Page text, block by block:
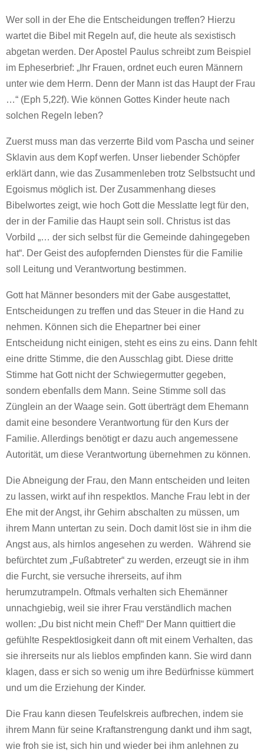
Wer soll in der Ehe die Entscheidungen treffen? Hierzu
wartet die Bibel mit Regeln auf, die heute als sexistisch
abgetan werden. Der Apostel Paulus schreibt zum Beispiel
im Epheserbrief: „Ihr Frauen, ordnet euch euren Männern
unter wie dem Herrn. Denn der Mann ist das Haupt der Frau
…“ (Eph 5,22f). Wie können Gottes Kinder heute nach
solchen Regeln leben?
Zuerst muss man das verzerrte Bild vom Pascha und seiner
Sklavin aus dem Kopf werfen. Unser liebender Schöpfer
erklärt dann, wie das Zusammenleben trotz Selbstsucht und
Egoismus möglich ist. Der Zusammenhang dieses
Bibelwortes zeigt, wie hoch Gott die Messlatte legt für den,
der in der Familie das Haupt sein soll. Christus ist das
Vorbild „… der sich selbst für die Gemeinde dahingegeben
hat“. Der Geist des aufopfernden Dienstes für die Familie
soll Leitung und Verantwortung bestimmen.
Gott hat Männer besonders mit der Gabe ausgestattet,
Entscheidungen zu treffen und das Steuer in die Hand zu
nehmen. Können sich die Ehepartner bei einer
Entscheidung nicht einigen, steht es eins zu eins. Dann fehlt
eine dritte Stimme, die den Ausschlag gibt. Diese dritte
Stimme hat Gott nicht der Schwiegermutter gegeben,
sondern ebenfalls dem Mann. Seine Stimme soll das
Zünglein an der Waage sein. Gott überträgt dem Ehemann
damit eine besondere Verantwortung für den Kurs der
Familie. Allerdings benötigt er dazu auch angemessene
Autorität, um diese Verantwortung übernehmen zu können.
Die Abneigung der Frau, den Mann entscheiden und leiten
zu lassen, wirkt auf ihn respektlos. Manche Frau lebt in der
Ehe mit der Angst, ihr Gehirn abschalten zu müssen, um
ihrem Mann untertan zu sein. Doch damit löst sie in ihm die
Angst aus, als hirnlos angesehen zu werden. Während sie
befürchtet zum „Fußabtreter“ zu werden, erzeugt sie in ihm
die Furcht, sie versuche ihrerseits, auf ihm
herumzutrampeln. Oftmals verhalten sich Ehemänner
unnachgiebig, weil sie ihrer Frau verständlich machen
wollen: „Du bist nicht mein Chef!“ Der Mann quittiert die
gefühlte Respektlosigkeit dann oft mit einem Verhalten, das
sie ihrerseits nur als lieblos empfinden kann. Sie wird dann
klagen, dass er sich so wenig um ihre Bedürfnisse kümmert
und um die Erziehung der Kinder.
Die Frau kann diesen Teufelskreis aufbrechen, indem sie
ihrem Mann für seine Kraftanstrengung dankt und ihm sagt,
wie froh sie ist, sich hin und wieder bei ihm anlehnen zu